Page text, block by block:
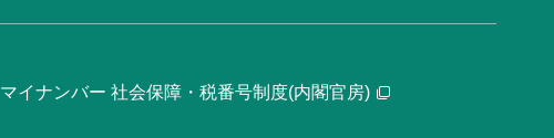
マイナンバー 社会保障・税番号制度(内閣官房)